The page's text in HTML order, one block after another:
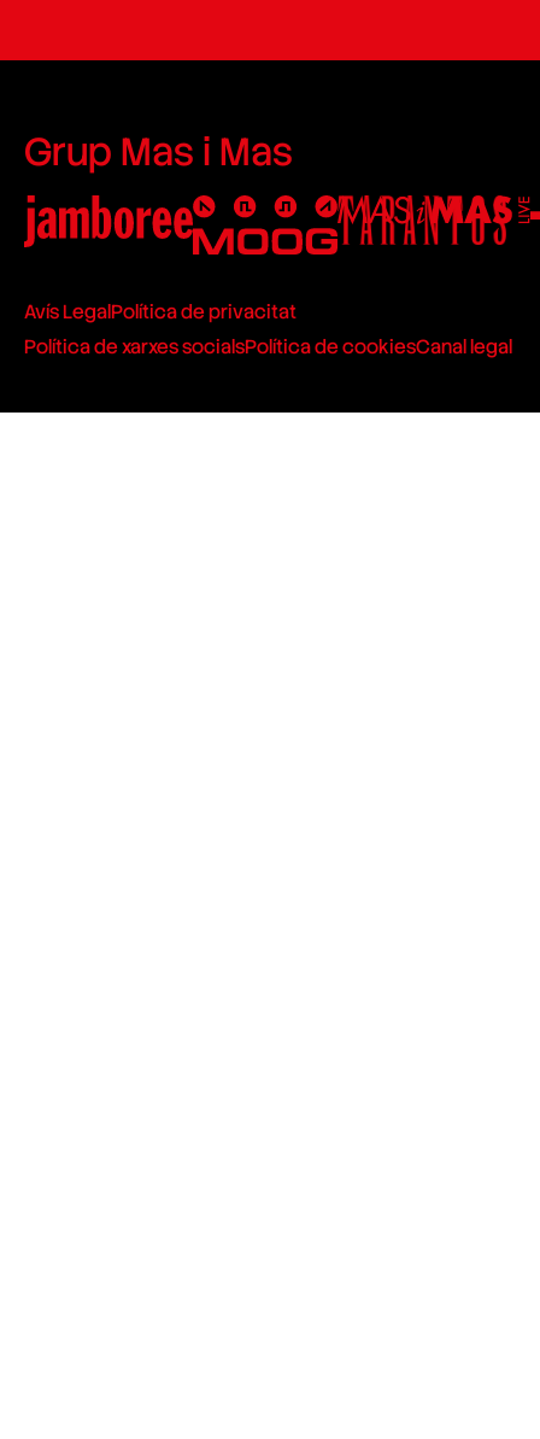
Grup Mas i Mas
Avís LegalPolítica de privacitat
Política de xarxes socialsPolítica de cookiesCanal legal